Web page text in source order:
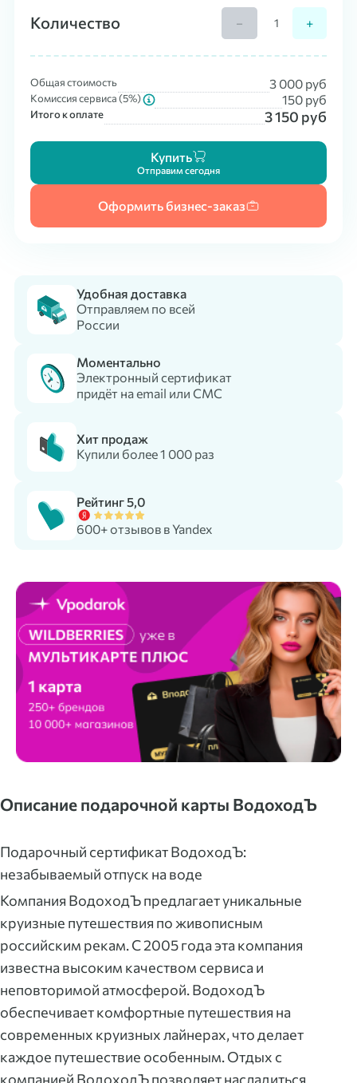
Количество − +
Общая стоимость 3 000 руб
Комиссия сервиса (5%) 150 руб
Итого к оплате 3 150 руб
Купить
Отправим сегодня
Оформить бизнес-заказ
Удобная доставка
Отправляем по всей
России
Моментально
Электронный сертификат
придёт на email или СМС
Хит продаж
Купили более 1 000 раз
Рейтинг 5,0
600+ отзывов в Yandex
Описание подарочной карты ВодоходЪ
Подарочный сертификат ВодоходЪ:
незабываемый отпуск на воде
Компания ВодоходЪ предлагает уникальные
круизные путешествия по живописным
российским рекам. С 2005 года эта компания
известна высоким качеством сервиса и
неповторимой атмосферой. ВодоходЪ
обеспечивает комфортные путешествия на
современных круизных лайнерах, что делает
каждое путешествие особенным. Отдых с
компанией ВодоходЪ позволяет насладиться